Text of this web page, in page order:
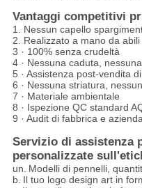
Vantaggi competitivi
1. Nessun capello
2. Realizzato a mano da
3 · 100% senza crudeltà
4 · Nessuna caduta,
5 · Assistenza post-vendita
6 · Nessuna striatura,
7 · Materiale ambientale
8 · Ispezione QC standard
9 · Audit di fabbrica e
Servizio di assistenza
personalizzate
un. Modelli di pennelli,
b. Il tuo logo design art in